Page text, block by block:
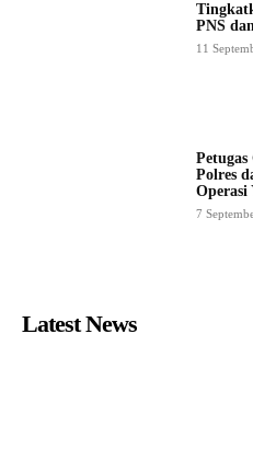
PNS
11
Polres
Operasi
7
Latest News